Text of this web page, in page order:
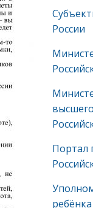
России
Портал